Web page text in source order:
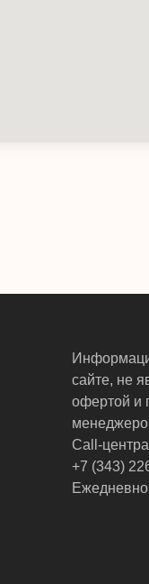
сайте, не
офертой и
Call-
+7 (343)